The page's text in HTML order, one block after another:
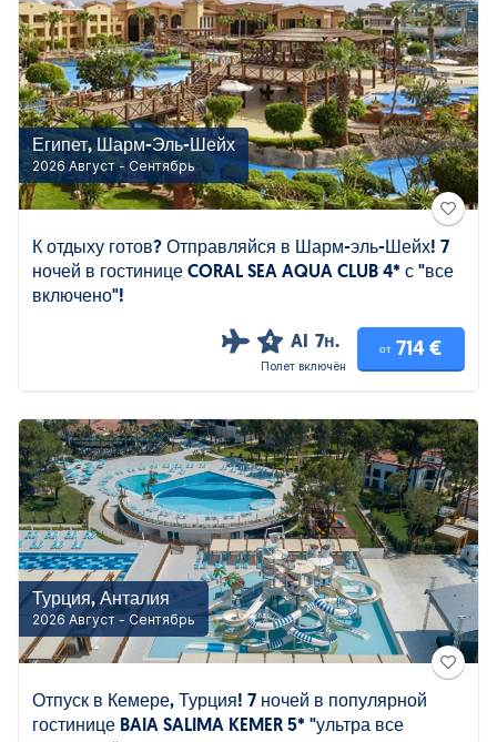
Египет, Шарм-Эль-Шейх
2026 Август - Сентябрь
К отдыху готов? Отправляйся в Шарм-эль-Шейх! 7
ночей в гостинице CORAL SEA AQUA CLUB 4* с "все
включено"!
4 AI 7н.
Полет включён
от 714 €
Турция, Анталия
2026 Август - Сентябрь
Отпуск в Кемере, Турция! 7 ночей в популярной
гостинице BAIA SALIMA KEMER 5* "ультра все